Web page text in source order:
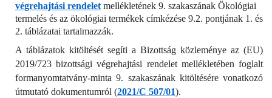
végrehajtási rendelet mellékletének 9. szakaszának Ökológiai
termelés és az ökológiai termékek címkézése 9.2. pontjának 1. és
2. táblázatai tartalmazzák.
A táblázatok kitöltését segíti a Bizottság közleménye az (EU)
2019/723 bizottsági végrehajtási rendelet mellékletében foglalt
formanyomtatvány-minta 9. szakaszának kitöltésére vonatkozó
útmutató dokumentumról (2021/C 507/01).